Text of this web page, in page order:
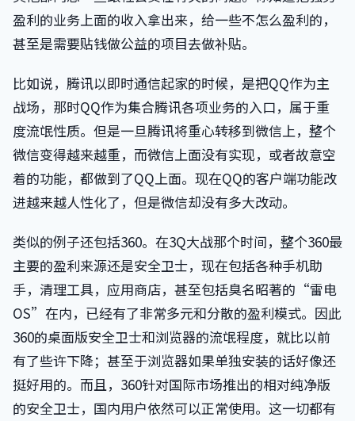
盈利的业务上面的收入拿出来，给一些不怎么盈利的，
甚至是需要贴钱做公益的项目去做补贴。
比如说，腾讯以即时通信起家的时候，是把QQ作为主
战场，那时QQ作为集合腾讯各项业务的入口，属于重
度流氓性质。但是一旦腾讯将重心转移到微信上，整个
微信变得越来越重，而微信上面没有实现，或者故意空
着的功能，都做到了QQ上面。现在QQ的客户端功能改
进越来越人性化了，但是微信却没有多大改动。
类似的例子还包括360。在3Q大战那个时间，整个360最
主要的盈利来源还是安全卫士，现在包括各种手机助
手，清理工具，应用商店，甚至包括臭名昭著的“雷电
OS”在内，已经有了非常多元和分散的盈利模式。因此
360的桌面版安全卫士和浏览器的流氓程度，就比以前
有了些许下降；甚至于浏览器如果单独安装的话好像还
挺好用的。而且，360针对国际市场推出的相对纯净版
的安全卫士，国内用户依然可以正常使用。这一切都有